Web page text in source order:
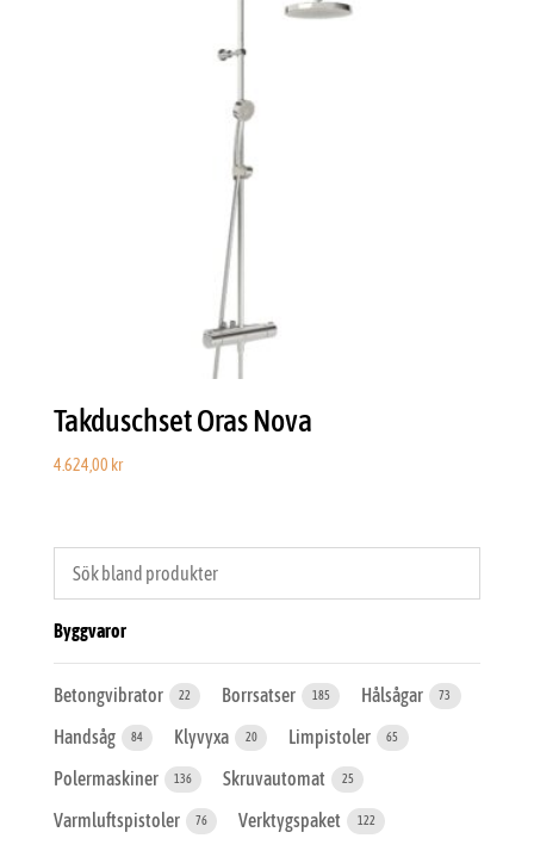
Takduschset Oras Nova
4.624,00 kr
Byggvaror
Betongvibrator 22 Borrsatser 185 Hålsågar 73
Handsåg 84 Klyvyxa 20 Limpistoler 65
Polermaskiner 136 Skruvautomat 25
Varmluftspistoler 76 Verktygspaket 122